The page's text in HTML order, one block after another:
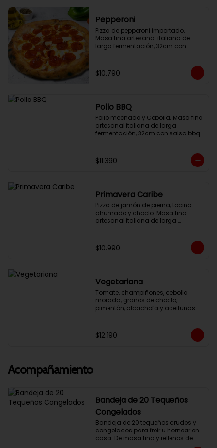
Pepperoni
Pizza de pepperoni importado.
Masa fina artesanal italiana de
larga fermentación, 32cm con
$10.790
Pollo BBQ
Pollo mechado y Cebolla. Masa fina
artesanal italiana de larga
fermentación, 32cm con salsa bbq
$11.390
Primavera Caribe
Pizza de jamón de pierna, tocino
ahumado y choclo. Masa fina
artesanal italiana de larga
$10.990
Vegetariana
Tomate, champiñones, cebolla
morada, granos de choclo,
pimentón, alcachofa y aceitunas
$12.190
Acompañamiento
Bandeja de 20 Tequeños
Congelados
Bandeja de 20 tequeños crudos y
congelados para freir u hornear en
casa. De masa fina y rellenos de